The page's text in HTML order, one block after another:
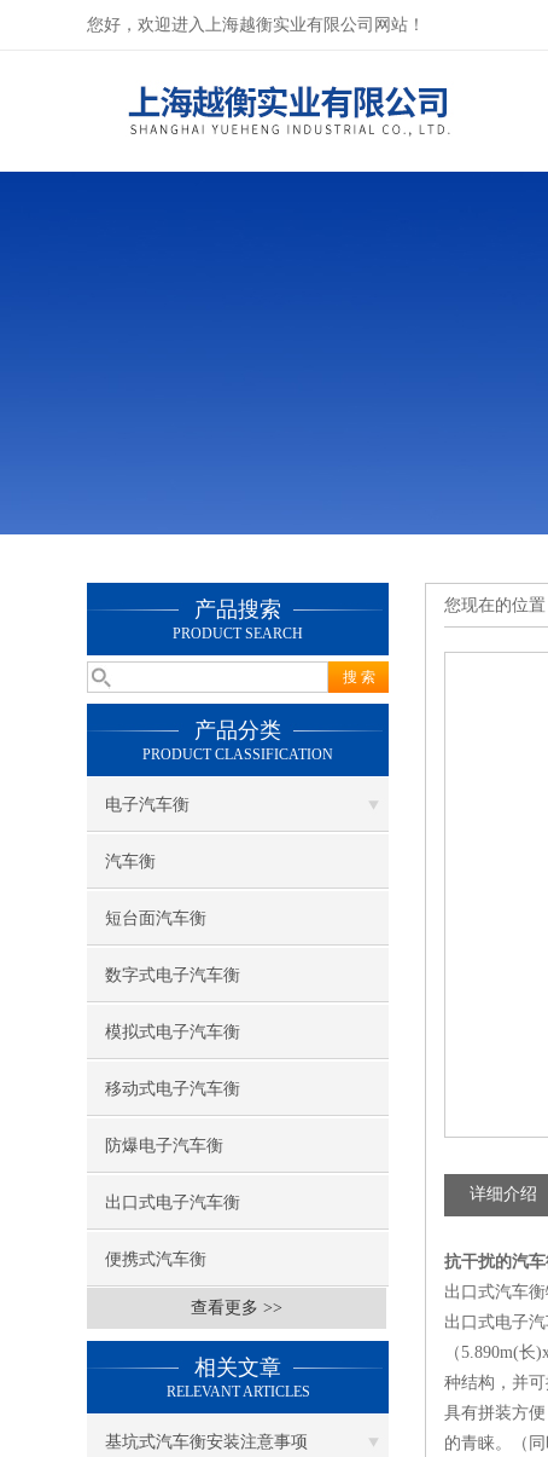
您好，欢迎进入上海越衡实业有限公司网站！
产品搜索
PRODUCT SEARCH
产品分类
PRODUCT CLASSIFICATION
电子汽车衡
汽车衡
短台面汽车衡
数字式电子汽车衡
模拟式电子汽车衡
移动式电子汽车衡
防爆电子汽车衡
出口式电子汽车衡
便携式汽车衡
查看更多 >>
相关文章
RELEVANT ARTICLES
基坑式汽车衡安装注意事项
您现在的位置
详细介绍
抗干扰的汽
出口式汽车衡
出口式电子
（5.890m(
种结构，并
具有拼装方
的青睐。（